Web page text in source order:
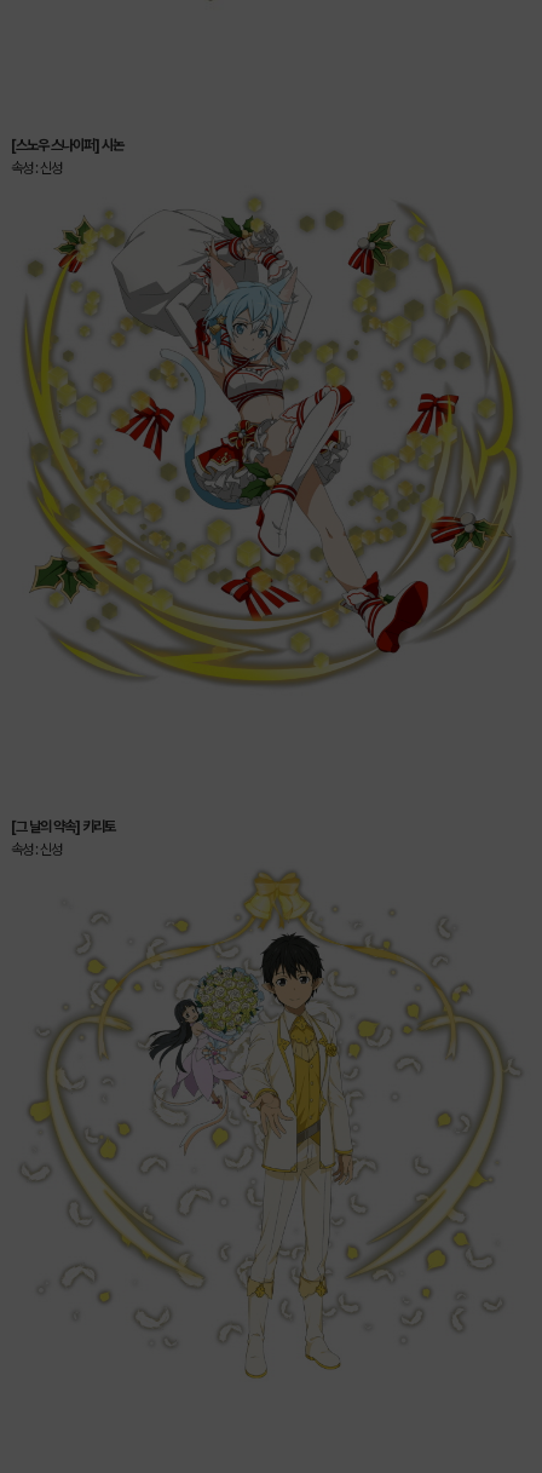
[스노우 스나이퍼] 시논
속성 : 신성
[그 날의 약속] 키리토
속성 : 신성